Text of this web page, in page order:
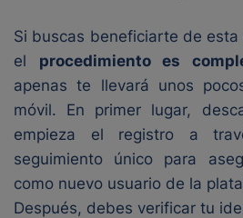
Si buscas beneficiarte de
el procedimiento es
apenas te llevará unos
móvil. En primer lugar,
empieza el registro a
seguimiento único para
como nuevo usuario de la
Después, debes verificar tu